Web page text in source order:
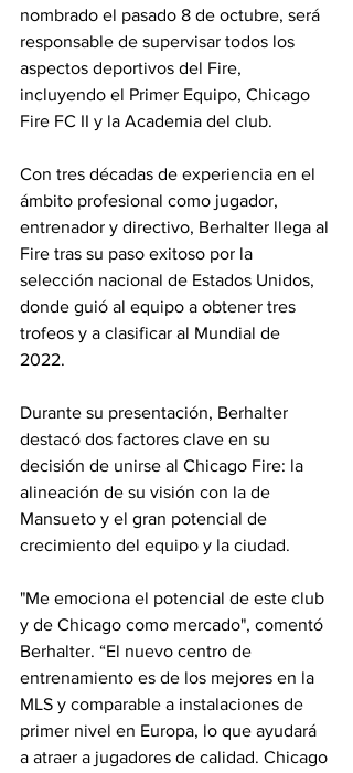
nombrado el pasado 8 de octubre, será
responsable de supervisar todos los
aspectos deportivos del Fire,
incluyendo el Primer Equipo, Chicago
Fire FC II y la Academia del club.
Con tres décadas de experiencia en el
ámbito profesional como jugador,
entrenador y directivo, Berhalter llega al
Fire tras su paso exitoso por la
selección nacional de Estados Unidos,
donde guió al equipo a obtener tres
trofeos y a clasificar al Mundial de
2022.
Durante su presentación, Berhalter
destacó dos factores clave en su
decisión de unirse al Chicago Fire: la
alineación de su visión con la de
Mansueto y el gran potencial de
crecimiento del equipo y la ciudad.
"Me emociona el potencial de este club
y de Chicago como mercado", comentó
Berhalter. “El nuevo centro de
entrenamiento es de los mejores en la
MLS y comparable a instalaciones de
primer nivel en Europa, lo que ayudará
a atraer a jugadores de calidad. Chicago